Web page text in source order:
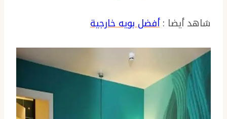
شاهد أيضا :أفضل بويه خارجية